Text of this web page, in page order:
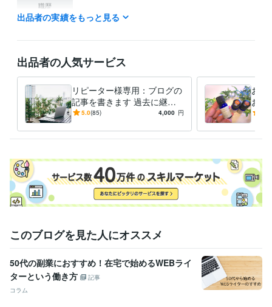
職歴
国家公務員 1994年3月 ~ 2012年9月
WEBライター 2016年12月 ~ 現在
資格・検定
アロマテラピー インストラクター 取得年 : 2009年
アロマテラピーアドバイザー 取得年 : 2008年
得意分野
ライティング・翻訳
住まい・美容・生活相談 アロマテラピー
学歴
法政大学 1990年3月 ~ 1994年2月
出品者の実績をもっと見る
出品者の人気サービス
リピーター様専用：ブログの
記事を書きます 過去に継続
して当サービスをご利用頂い
5.0(85) 4,000 円
お客
お店
「こ
このブログを見た人にオススメ
50代の副業におすすめ！在宅で始めるWEBライ
ターという働き方
記事
コラム